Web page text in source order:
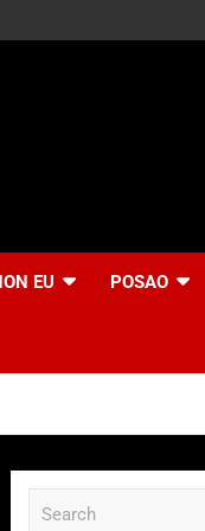
EU POSAO